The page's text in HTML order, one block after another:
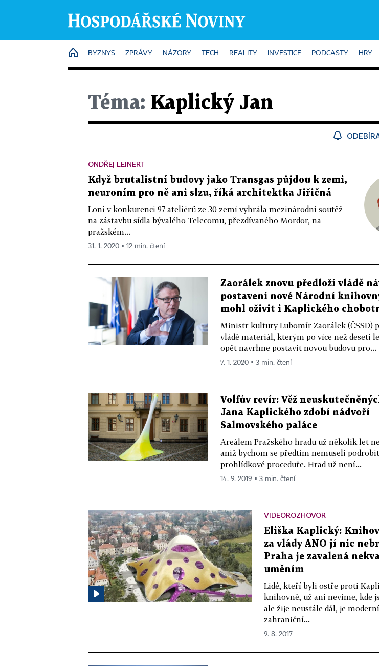
HOME
BYZNYS ZPRÁVY NÁZORY TECH REALITY INVESTICE PODCASTY HRY
Téma: Kaplický Jan
ONDŘEJ LEINERT
Když brutalistní budovy jako Transgas půjdou k zemi,
neuroním pro ně ani slzu, říká architektka Jiřičná
Loni v konkurenci 97 ateliérů ze 30 zemí vyhrála mezinárodní soutěž
na zástavbu sídla bývalého Telecomu, přezdívaného Mordor, na
pražském...
31. 1. 2020 ▪ 12 min. čtení
Zaorálek znovu předloží vládě
postavení nové Národní
mohl oživit i Kaplického
Ministr kultury Lubomír Zaorálek (ČSSD)
vládě materiál, kterým po více než deseti
opět navrhne postavit novou budovu pro...
7. 1. 2020 ▪ 3 min. čtení
Volfův revír: Věž
Jana Kaplického zdobí nádvoří
Salmovského paláce
Areálem Pražského hradu už několik let
aniž bychom se předtím nemuseli
prohlídkové proceduře. Hrad už není...
14. 9. 2019 ▪ 3 min. čtení
VIDEOROZHOVOR
Eliška Kaplický:
za vlády ANO jí nic
Praha je zavalená
uměním
Lidé, kteří byli ostře proti
knihovně, už ani nevíme, kde
ale žije neustále dál, je
zahraniční...
9. 8. 2017